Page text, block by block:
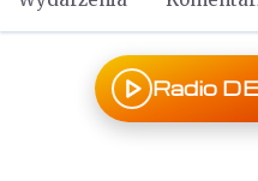
Radio